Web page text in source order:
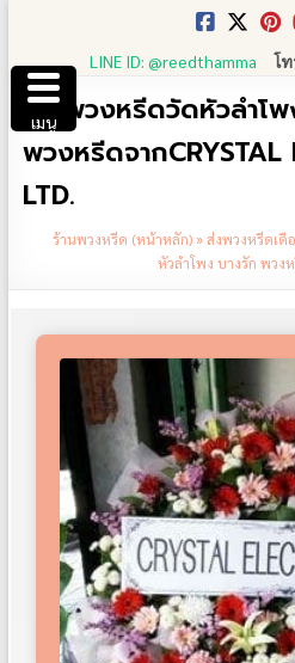
content
LINE ID: @reedthamma โ
ร้านพวงหรีดวัดหัวลำโ
พวงหรีดจากCRYSTAL
LTD.
ร้านพวงหรีด (หน้าหลัก)»ส่งพวงหรีดเ
หัวลำโพง บางรัก พวงห
เมนู